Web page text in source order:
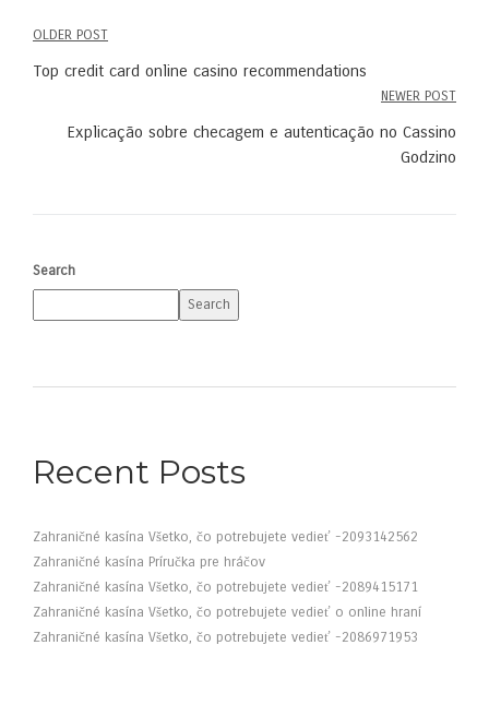
Post
OLDER POST
Top credit card online casino recommendations
NEWER POST
Explicação sobre checagem e autenticação no Cassino
Godzino
Search
Search
Recent Posts
Zahraničné kasína Všetko, čo potrebujete vedieť -2093142562
Zahraničné kasína Príručka pre hráčov
Zahraničné kasína Všetko, čo potrebujete vedieť -2089415171
Zahraničné kasína Všetko, čo potrebujete vedieť o online hraní
Zahraničné kasína Všetko, čo potrebujete vedieť -2086971953